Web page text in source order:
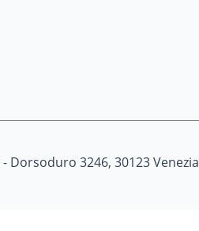
- Dorsoduro 3246, 30123 Venezia